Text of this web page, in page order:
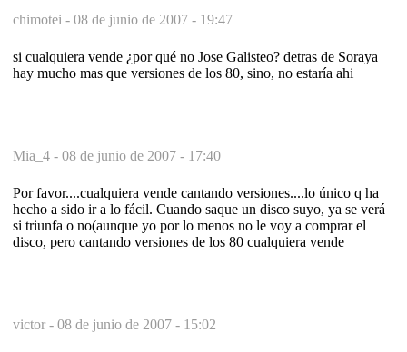
chimotei - 08 de junio de 2007 - 19:47
si cualquiera vende ¿por qué no Jose Galisteo? detras de Soraya
hay mucho mas que versiones de los 80, sino, no estaría ahi
Mia_4 - 08 de junio de 2007 - 17:40
Por favor....cualquiera vende cantando versiones....lo único q ha
hecho a sido ir a lo fácil. Cuando saque un disco suyo, ya se verá
si triunfa o no(aunque yo por lo menos no le voy a comprar el
disco, pero cantando versiones de los 80 cualquiera vende
victor - 08 de junio de 2007 - 15:02